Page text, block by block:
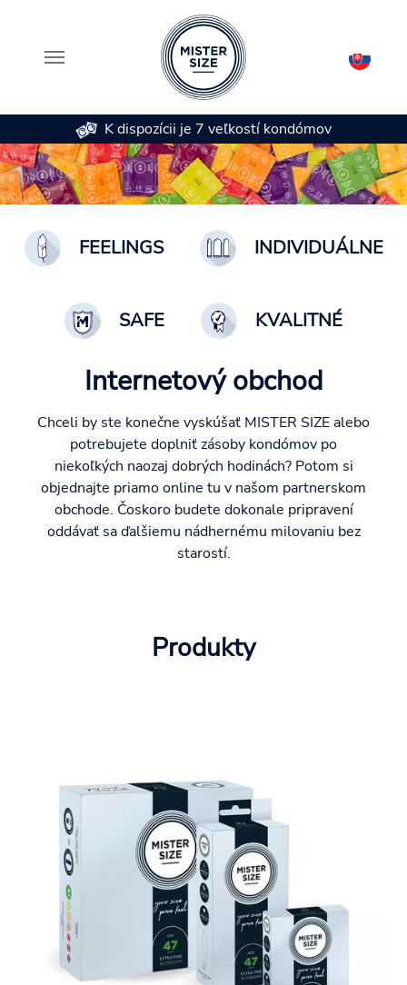
Skip to main content
K dispozícii je 7 veľkostí kondómov
FEELINGS INDIVIDUÁLNE
SAFE KVALITNÉ
Internetový obchod
Chceli by ste konečne vyskúšať MISTER SIZE alebo
potrebujete doplniť zásoby kondómov po
niekoľkých naozaj dobrých hodinách? Potom si
objednajte priamo online tu v našom partnerskom
obchode. Čoskoro budete dokonale pripravení
oddávať sa ďalšiemu nádhernému milovaniu bez
starostí.
Produkty